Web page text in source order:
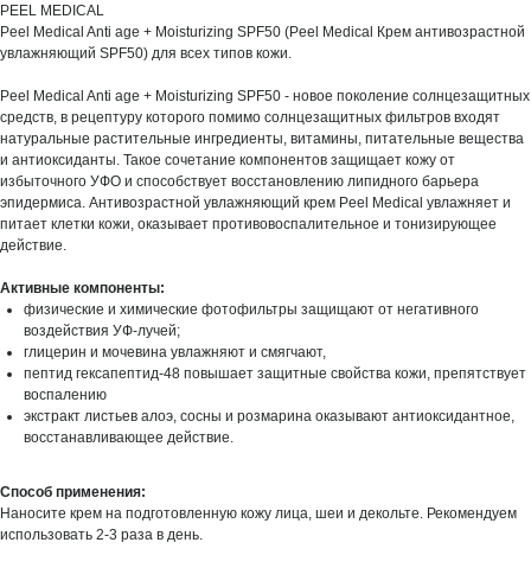
PEEL MEDICAL
Peel Medical Anti age + Moisturizing SPF50 (Peel Medical Крем антивозрастной
увлажняющий SPF50) для всех типов кожи.
Peel Medical Anti age + Moisturizing SPF50 - новое поколение солнцезащитных
средств, в рецептуру которого помимо солнцезащитных фильтров входят
натуральные растительные ингредиенты, витамины, питательные вещества
и антиоксиданты. Такое сочетание компонентов защищает кожу от
избыточного УФО и способствует восстановлению липидного барьера
эпидермиса. Антивозрастной увлажняющий крем Peel Medical увлажняет и
питает клетки кожи, оказывает противовоспалительное и тонизирующее
действие.
Активные компоненты:
физические и химические фотофильтры защищают от негативного
воздействия УФ-лучей;
глицерин и мочевина увлажняют и смягчают,
пептид гексапептид-48 повышает защитные свойства кожи, препятствует
воспалению
экстракт листьев алоэ, сосны и розмарина оказывают антиоксидантное,
восстанавливающее действие.
Способ применения:
Наносите крем на подготовленную кожу лица, шеи и декольте. Рекомендуем
использовать 2-3 раза в день.